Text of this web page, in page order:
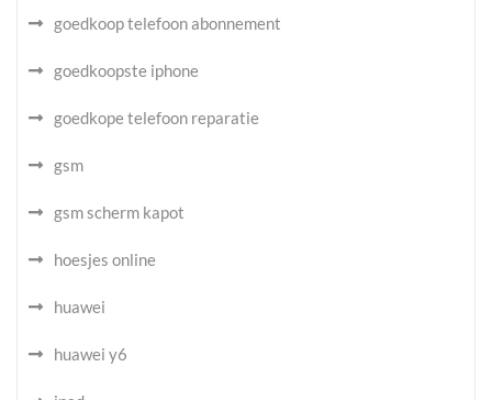
goedkoop telefoon abonnement
goedkoopste iphone
goedkope telefoon reparatie
gsm
gsm scherm kapot
hoesjes online
huawei
huawei y6